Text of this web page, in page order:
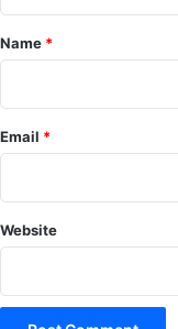
*
Name *
Email *
Website